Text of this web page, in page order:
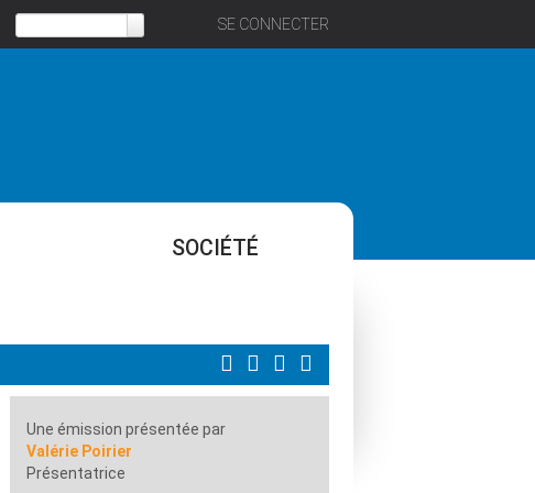
SE CONNECTER
SOCIÉTÉ
Une émission présentée par
Valérie Poirier
Présentatrice